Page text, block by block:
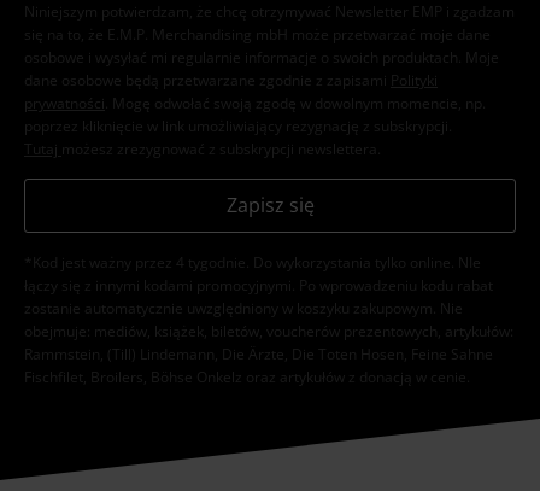
Niniejszym potwierdzam, że chcę otrzymywać Newsletter EMP i zgadzam
się na to, że E.M.P. Merchandising mbH może przetwarzać moje dane
osobowe i wysyłać mi regularnie informacje o swoich produktach. Moje
dane osobowe będą przetwarzane zgodnie z zapisami
Polityki
prywatności . Mogę odwołać swoją zgodę w dowolnym momencie, np.
poprzez kliknięcie w link umożliwiający rezygnację z subskrypcji.
Tutaj możesz zrezygnować z subskrypcji newslettera.
Zapisz się
*Kod jest ważny przez 4 tygodnie. Do wykorzystania tylko online. NIe
łączy się z innymi kodami promocyjnymi. Po wprowadzeniu kodu rabat
zostanie automatycznie uwzględniony w koszyku zakupowym. Nie
obejmuje: mediów, książek, biletów, voucherów prezentowych, artykułów:
Rammstein, (Till) Lindemann, Die Ärzte, Die Toten Hosen, Feine Sahne
Fischfilet, Broilers, Böhse Onkelz oraz artykułów z donacją w cenie.